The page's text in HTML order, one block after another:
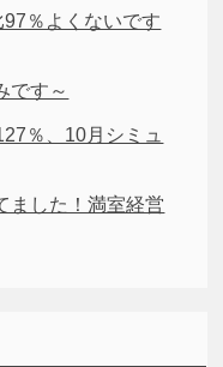
％よくないです
です～
％、10月シミュ
ました！満室経営